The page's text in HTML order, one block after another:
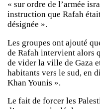
« sur ordre de l’armée
instruction que Rafah
désignée ».
Les groupes ont ajouté
de Rafah intervient alors
de vider la ville de Gaza
habitants vers le sud, en
Khan Younis ».
Le fait de forcer les